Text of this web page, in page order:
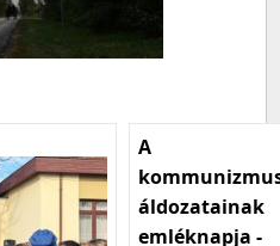
A
áldozatainak
emléknapja -